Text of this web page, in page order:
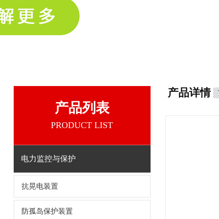
产品列表
PRODUCT LIST
电力监控与保护
抗晃电装置
防孤岛保护装置
产品详情